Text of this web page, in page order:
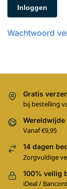
Inloggen
Wachtwoord
Gratis
bij bestelling
Vanaf €9,95
14 dagen
Zorgvuldige
100% veilig
iDeal /